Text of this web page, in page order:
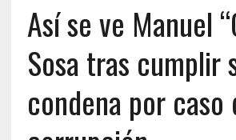
Así se ve Manuel
Sosa tras cumplir
condena por caso